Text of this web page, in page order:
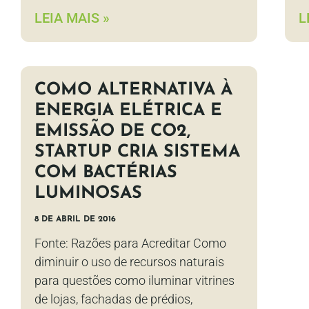
LEIA MAIS »
COMO ALTERNATIVA À
ENERGIA ELÉTRICA E
EMISSÃO DE CO2,
STARTUP CRIA SISTEMA
COM BACTÉRIAS
LUMINOSAS
8 DE ABRIL DE 2016
Fonte: Razões para Acreditar Como
diminuir o uso de recursos naturais
para questões como iluminar vitrines
de lojas, fachadas de prédios,